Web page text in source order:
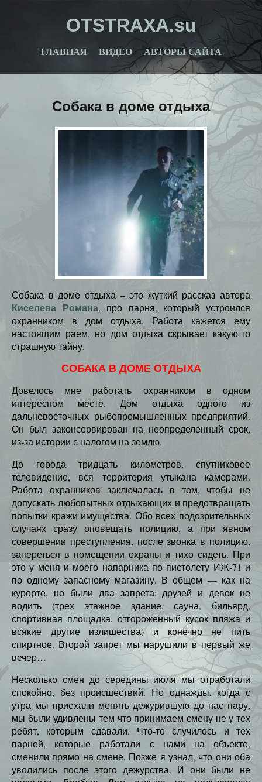
OTSTRAXA.su
ГЛАВНАЯ ВИДЕО АВТОРЫ САЙТА
Собака в доме отдыха
Собака в доме отдыха – это жуткий рассказ автора
Киселева Романа, про парня, который устроился
охранником в дом отдыха. Работа кажется ему
настоящим раем, но дом отдыха скрывает какую-то
страшную тайну.
СОБАКА В ДОМЕ ОТДЫХА
Довелось мне работать охранником в одном
интересном месте. Дом отдыха одного из
дальневосточных рыбопромышленных предприятий.
Он был законсервирован на неопределенный срок,
из-за истории с налогом на землю.
До города тридцать километров, спутниковое
телевидение, вся территория утыкана камерами.
Работа охранников заключалась в том, чтобы не
допускать любопытных отдыхающих и предотвращать
попытки кражи имущества. Обо всех подозрительных
случаях сразу оповещать полицию, а при явном
совершении преступления, после звонка в полицию,
запереться в помещении охраны и тихо сидеть. При
это у меня и моего напарника по пистолету ИЖ-71 и
по одному запасному магазину. В общем — как на
курорте, но были два запрета: друзей и девок не
водить (трех этажное здание, сауна, бильярд,
спортивная площадка, отгороженный кусок пляжа и
всякие другие излишества) и конечно не пить
спиртное. Второй запрет мы нарушили в первый же
вечер…
Несколько смен до середины июля мы отработали
спокойно, без происшествий. Но однажды, когда с
утра мы приехали менять дежурившую до нас пару,
мы были удивлены тем что принимаем смену не у тех
ребят, которым сдавали. Что-то случилось и тех
парней, которые работали с нами на объекте,
сменили прямо на смене. Позже я узнал, что они оба
уволились после этого дежурства. И они были не